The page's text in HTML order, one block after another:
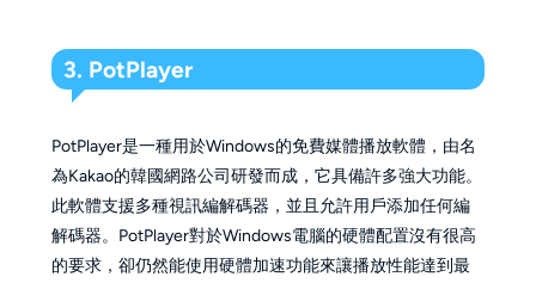
3. PotPlayer
PotPlayer是一種用於Windows的免費媒體播放軟體，由名
為Kakao的韓國網路公司研發而成，它具備許多強大功能。
此軟體支援多種視訊編解碼器，並且允許用戶添加任何編
解碼器。PotPlayer對於Windows電腦的硬體配置沒有很高
的要求，卻仍然能使用硬體加速功能來讓播放性能達到最